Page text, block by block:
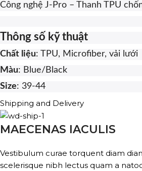
Công nghệ J-Pro – Thanh TPU
Thông số kỹ thuật
Chất liệu: TPU, Microfiber, vải lưới
Màu: Blue/Black
Size: 39-44
Shipping and Delivery
MAECENAS IACULIS
Vestibulum curae torquent diam
scelerisque nibh lectus quam a